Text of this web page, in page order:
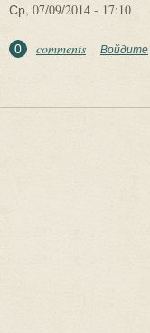
Ср, 07/09/2014 - 17:10
0 comments Войдите